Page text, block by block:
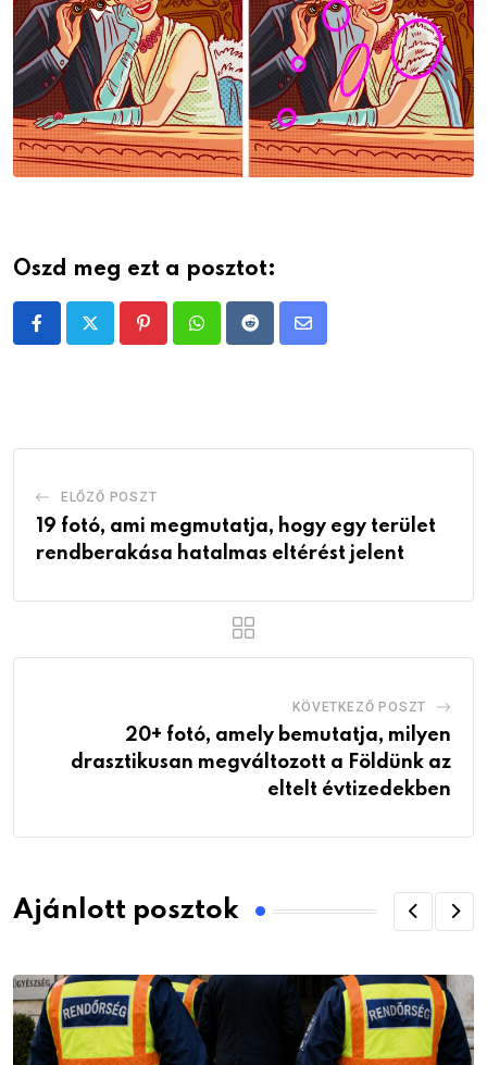
Oszd meg ezt a posztot:
PinterestWhatsappRedditShare
ELŐZŐ POSZT
19 fotó, ami megmutatja, hogy egy terület
rendberakása hatalmas eltérést jelent
KÖVETKEZŐ POSZT
20+ fotó, amely bemutatja, milyen
drasztikusan megváltozott a Földünk az
eltelt évtizedekben
Ajánlott posztok